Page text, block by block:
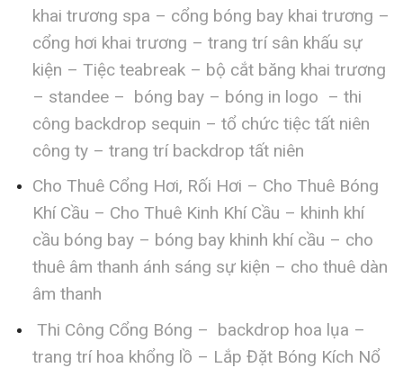
khai trương spa – cổng bóng bay khai trương –
cổng hơi khai trương – trang trí sân khấu sự
kiện – Tiệc teabreak – bộ cắt băng khai trương
– standee – bóng bay – bóng in logo – thi
công backdrop sequin – tổ chức tiệc tất niên
công ty – trang trí backdrop tất niên
Cho Thuê Cổng Hơi, Rối Hơi – Cho Thuê Bóng
Khí Cầu – Cho Thuê Kinh Khí Cầu – khinh khí
cầu bóng bay – bóng bay khinh khí cầu – cho
thuê âm thanh ánh sáng sự kiện – cho thuê dàn
âm thanh
Thi Công Cổng Bóng – backdrop hoa lụa –
trang trí hoa khổng lồ – Lắp Đặt Bóng Kích Nổ